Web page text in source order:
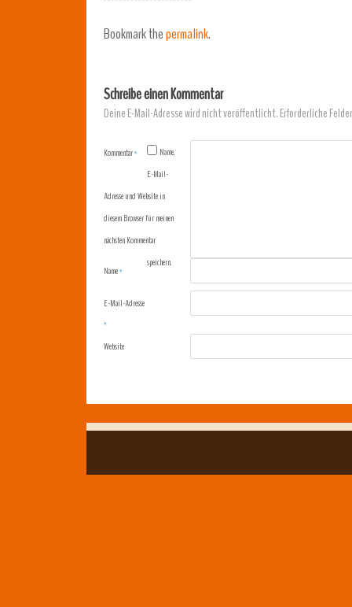
Bookmark thepermalink.
Schreibe einen Kommentar
Deine E-Mail-Adresse wird nicht veröffentlicht.Erforderliche
Kommentar*
Name*
E-Mail-Adresse
*
Website
Name,
E-Mail-
Adresse und Website in
diesem Browser für meinen
nächsten Kommentar
speichern.